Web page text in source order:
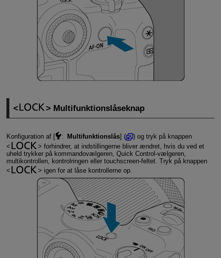
Multifunktionslåseknap
Konfiguration af [ : Multifunktionslås] (
) og tryk på knappen
forhindrer, at indstillingerne bliver ændret, hvis du ved et
uheld trykker på kommandovælgeren, Quick Control-vælgeren,
multikontrollen, kontrolringen eller touchscreen-feltet. Tryk på knappen
igen for at låse kontrollerne op.